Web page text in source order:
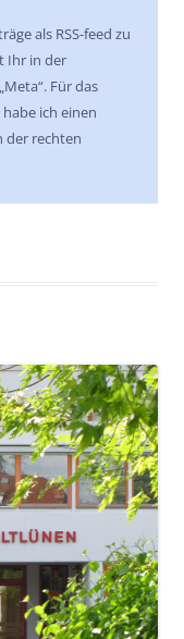
als RSS-feed zu
Ihr in der
Für das
habe ich einen
der rechten